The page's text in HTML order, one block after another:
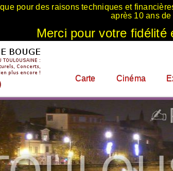
pour des raisons techniques et
après 10 ans
Merci pour votre fidélité
Carte Cinéma